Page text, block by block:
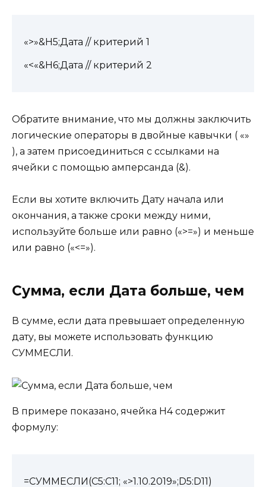
«>»&Н5;Дата // критерий 1
«<«&Н6;Дата // критерий 2
Обратите внимание, что мы должны заключить
логические операторы в двойные кавычки ( «»
), а затем присоединиться с ссылками на
ячейки с помощью амперсанда (&).
Если вы хотите включить Дату начала или
окончания, а также сроки между ними,
используйте больше или равно («>=») и меньше
или равно («<=»).
Сумма, если Дата больше, чем
В сумме, если дата превышает определенную
дату, вы можете использовать функцию
СУММЕСЛИ.
В примере показано, ячейка H4 содержит
формулу:
=СУММЕСЛИ(C5:C11; «>1.10.2019»;D5:D11)